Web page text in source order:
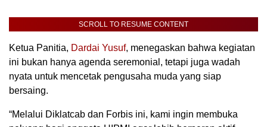
SCROLL TO RESUME CONTENT
Ketua Panitia, Dardai Yusuf, menegaskan bahwa kegiatan
ini bukan hanya agenda seremonial, tetapi juga wadah
nyata untuk mencetak pengusaha muda yang siap
bersaing.
“Melalui Diklatcab dan Forbis ini, kami ingin membuka